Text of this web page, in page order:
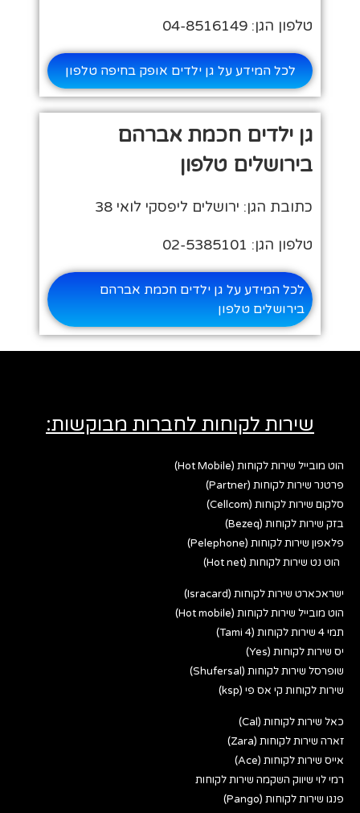
טלפון הגן: 04-8516149
לכל המידע על גן ילדים אופק בחיפה טלפון
גן ילדים חכמת אברהם
בירושלים טלפון
כתובת הגן: ירושלים ליפסקי לואי 38
טלפון הגן: 02-5385101
לכל המידע על גן ילדים חכמת אברהם
בירושלים טלפון
שירות לקוחות לחברות מבוקשות:
הוט מובייל שירות לקוחות (Hot Mobile)
פרטנר שירות לקוחות (Partner)
סלקום שירות לקוחות (Cellcom)
בזק שירות לקוחות (Bezeq)
פלאפון שירות לקוחות (Pelephone)
הוט נט שירות לקוחות (Hot net)
ישראכארט שירות לקוחות (Isracard)
הוט מובייל שירות לקוחות (Hot mobile)
תמי 4 שירות לקוחות (Tami 4)
יס שירות לקוחות (Yes)
שופרסל שירות לקוחות (Shufersal)
שירות לקוחות קי אס פי (ksp)
כאל שירות לקוחות (Cal)
זארה שירות לקוחות (Zara)
אייס שירות לקוחות (Ace)
רמי לוי שיווק השקמה שירות לקוחות
פנגו שירות לקוחות (Pango)